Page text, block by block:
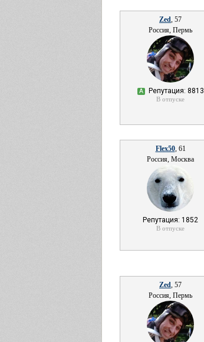
Zed, 57
Россия, Пермь
А Репутация: 8813
В отпуске
Flex50, 61
Россия, Москва
Репутация: 1852
В отпуске
Zed, 57
Россия, Пермь